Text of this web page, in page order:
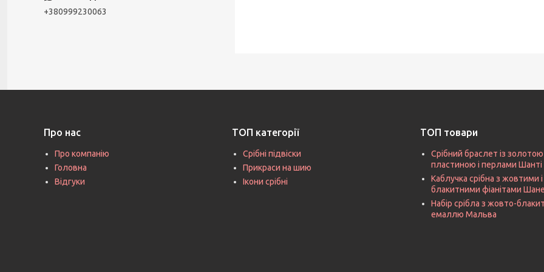
+380999230063
Про нас
Про компанію
Головна
Відгуки
ТОП категорії
Срібні підвіски
Прикраси на шию
Ікони срібні
ТОП товари
Срібний браслет із золотою
пластиною і перлами Шанті
Каблучка срібна з жовтими і
блакитними фіанітами
Набір срібла з жовто-
емаллю Мальва